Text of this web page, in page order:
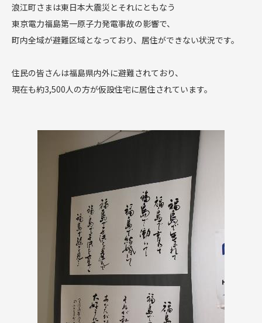
浪江町さまは東日本大震災とそれにともなう
東京電力福島第一原子力発電事故の影響で、
町内全域が避難区域となっており、居住ができない状況です。
住民の皆さんは福島県内外に避難されており、
現在も約3,500人の方が仮設住宅に居住されています。